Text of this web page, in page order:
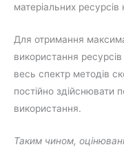
матеріальних
Для отримання
використання
весь спектр методів
постійно здійснювати
використання.
Таким чином,